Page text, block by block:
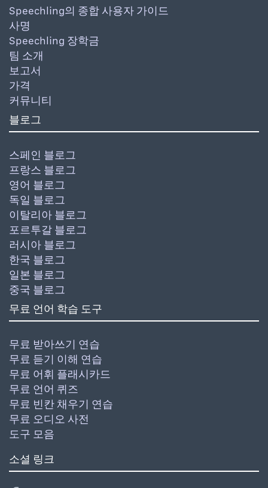
Speechling의 종합 사용자 가이드
사명
Speechling 장학금
팀 소개
보고서
가격
커뮤니티
블로그
스페인 블로그
프랑스 블로그
영어 블로그
독일 블로그
이탈리아 블로그
포르투갈 블로그
러시아 블로그
한국 블로그
일본 블로그
중국 블로그
무료 언어 학습 도구
무료 받아쓰기 연습
무료 듣기 이해 연습
무료 어휘 플래시카드
무료 언어 퀴즈
무료 빈칸 채우기 연습
무료 오디오 사전
도구 모음
소셜 링크